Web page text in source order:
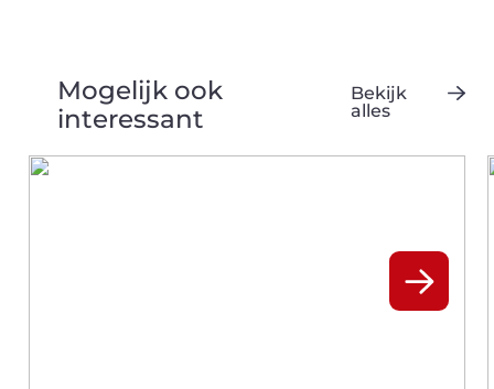
Mogelijk ook
interessant
Bekijk
alles